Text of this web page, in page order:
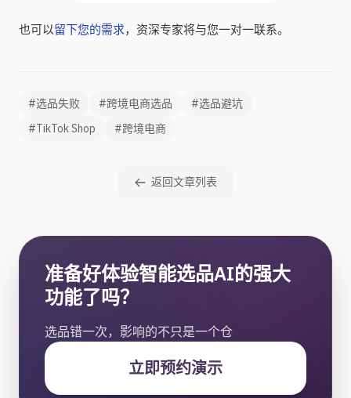
也可以留下您的需求，资深专家将与您一对一联系。
#选品失败 #跨境电商选品
#选品避坑
#TikTok Shop
#跨境电商
返回文章列表
准备好体验智能选品AI的强大
功能了吗？
选品错一次，影响的不只是一个仓
立即预约演示